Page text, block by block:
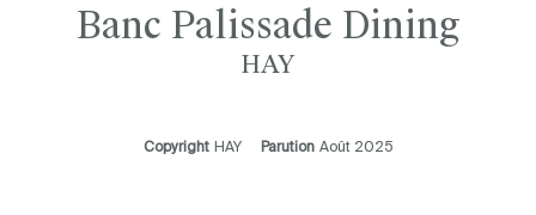
Banc Palissade Dining
HAY
Copyright HAY Parution Août 2025